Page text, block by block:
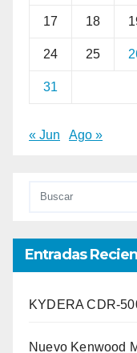
17 18
24 25
31
« Jun Ago »
Entradas
KYDERA CDR-
Nuevo Kenwood